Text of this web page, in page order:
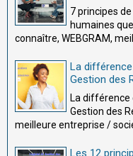
7 principes
humaines
connaître, WEBGRAM,
La
Gestion des
La différence
Gestion des
meilleure entreprise /
Les 12